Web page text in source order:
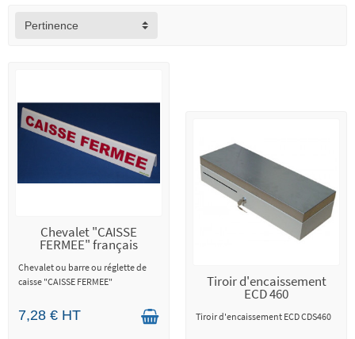
Pertinence
Chevalet "CAISSE
FERMEE" français
Chevalet ou barre ou réglette de
caisse "CAISSE FERMEE"
7,28 € HT
Tiroir d'encaissement
ECD 460
Tiroir d'encaissement ECD CDS460